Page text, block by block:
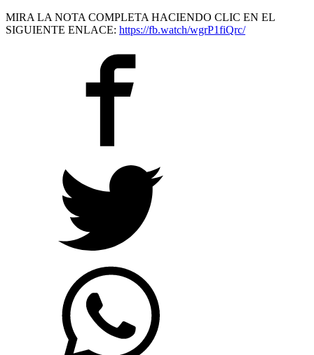
MIRA LA NOTA COMPLETA HACIENDO CLIC EN EL
SIGUIENTE ENLACE: https://fb.watch/wgrP1fiQrc/